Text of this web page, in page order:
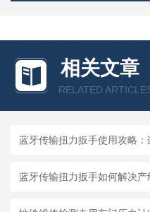
相关文章
RELATED